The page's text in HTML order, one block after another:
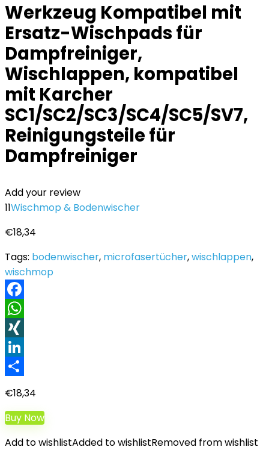
Werkzeug Kompatibel mit
Ersatz-Wischpads für
Dampfreiniger,
Wischlappen, kompatibel
mit Karcher
SC1/SC2/SC3/SC4/SC5/SV7,
Reinigungsteile für
Dampfreiniger
Add your review
11Wischmop & Bodenwischer
€18,34
Tags: bodenwischer, microfasertücher,wischlappen,
wischmop
Facebook
WhatsApp
XING
LinkedIn
€18,34
Buy Now
Add to wishlistAdded to wishlistRemoved from wishlist